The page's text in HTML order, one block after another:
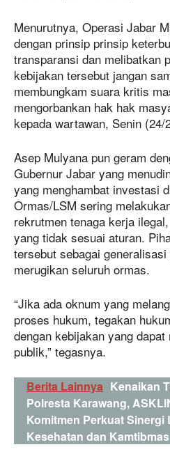
Menurutnya, Operasi Jabar
dengan prinsip prinsip
transparansi dan melibatkan
kebijakan tersebut jangan
membungkam suara kritis
mengorbankan hak hak
kepada wartawan, Senin (24/
Asep Mulyana pun geram
Gubernur Jabar yang
yang menghambat investasi
Ormas/LSM sering
rekrutmen tenaga kerja
yang tidak sesuai aturan.
tersebut sebagai
merugikan seluruh ormas.
“Jika ada oknum yang
proses hukum, tegakan
dengan kebijakan yang
publik,” tegasnya.
Berita Lainnya Kenaikan
Polresta Karawang,
Komitmen Perkuat Sinergi
Kesehatan dan Kamtibmas